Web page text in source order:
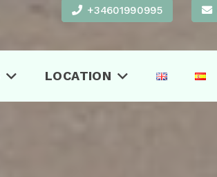
+34601990995
LOCATION